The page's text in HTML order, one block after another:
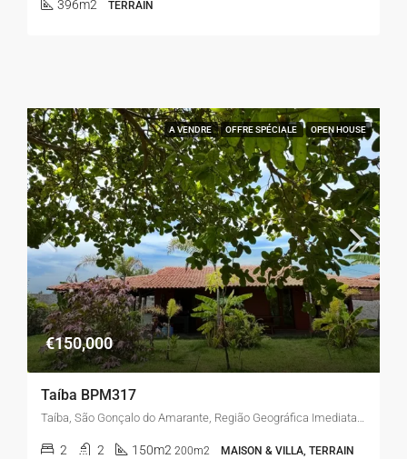
396m2 TERRAIN
A VENDRE OFFRE SPÉCIALE OPEN HOUSE
€150,000
Taíba BPM317
Taíba, São Gonçalo do Amarante, Região Geográfica Imediata de Fortaleza, Região Geográfica Intermediária de Fortaleza, Ceará, 62677-000, Brasil
2 2 150m2 200m2 MAISON & VILLA, TERRAIN